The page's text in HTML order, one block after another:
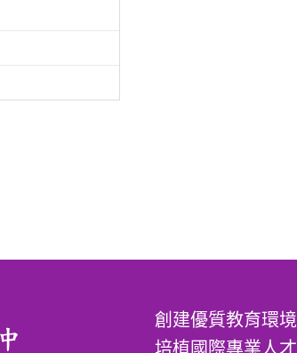
創建優質教育環境
培植國際專業人才